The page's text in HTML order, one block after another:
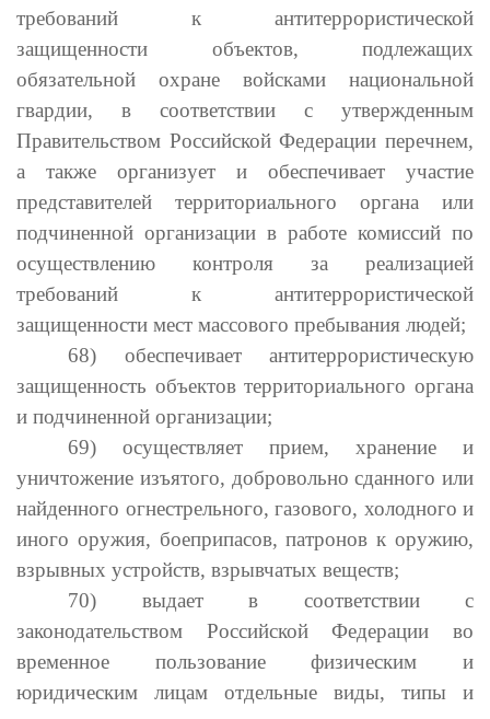
требований к антитеррористической
защищенности объектов, подлежащих
обязательной охране войсками национальной
гвардии, в соответствии с утвержденным
Правительством Российской Федерации перечнем,
а также организует и обеспечивает участие
представителей территориального органа или
подчиненной организации в работе комиссий по
осуществлению контроля за реализацией
требований к антитеррористической
защищенности мест массового пребывания людей;
68) обеспечивает антитеррористическую
защищенность объектов территориального органа
и подчиненной организации;
69) осуществляет прием, хранение и
уничтожение изъятого, добровольно сданного или
найденного огнестрельного, газового, холодного и
иного оружия, боеприпасов, патронов к оружию,
взрывных устройств, взрывчатых веществ;
70) выдает в соответствии с
законодательством Российской Федерации во
временное пользование физическим и
юридическим лицам отдельные виды, типы и